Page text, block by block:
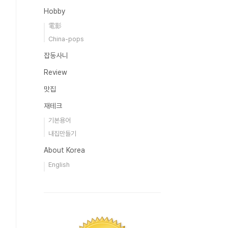
Hobby
電影
China-pops
잡동사니
Review
맛집
재테크
기본용어
내집만들기
About Korea
English